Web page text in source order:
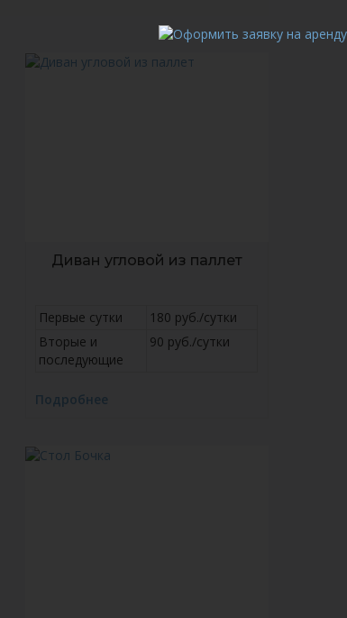
Диван угловой из паллет
Первые сутки
180 руб./сутки
Вторые и
последующие
90 руб./сутки
Подробнее